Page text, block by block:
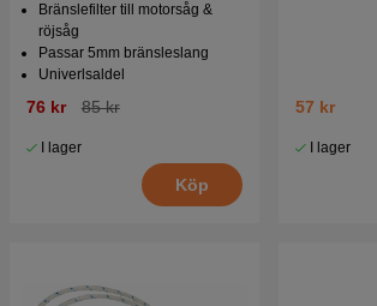
Bränslefilter till motorsåg &
röjsåg
Passar 5mm bränsleslang
Univerlsaldel
76 kr 85 kr
I lager
Köp
57 kr
I lager